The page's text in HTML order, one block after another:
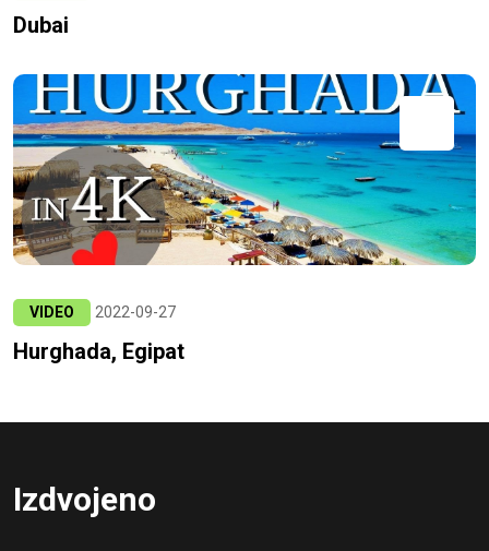
Dubai
VIDEO 2022-09-27
Hurghada, Egipat
Izdvojeno